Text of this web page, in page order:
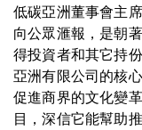
低碳亞洲董事會主
向公眾滙報，是朝
得投資者和其它持
亞洲有限公司的核
促進商界的文化變
目，深信它能幫助